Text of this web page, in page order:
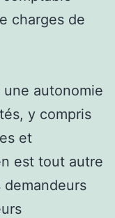
charges de
autonomie
y compris
et
est tout autre